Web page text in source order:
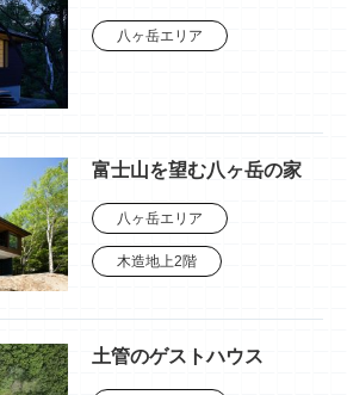
八ヶ岳エリア
富士山を望む八ヶ岳の家
八ヶ岳エリア
木造地上2階
土管のゲストハウス